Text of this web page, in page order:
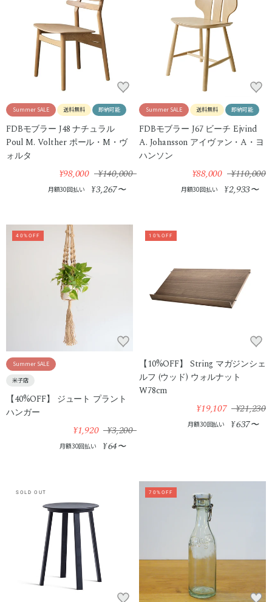
Summer SALE 送料無料 即納可能
FDBモブラー J48 ナチュラル
Poul M. Volther ポール・M・ヴ
ォルタ
¥98,000 ¥140,000
月額30回払い ¥3,267〜
Summer SALE 送料無料 即納可能
FDBモブラー J67 ビーチ Ejvind
A. Johansson アイヴァン・A・ヨ
ハンソン
¥88,000 ¥110,000
月額30回払い ¥2,933〜
40%OFF
Summer SALE
米子店
【40%OFF】 ジュート プラント
ハンガー
¥1,920 ¥3,200
月額30回払い ¥64〜
10%OFF
【10%OFF】 String マガジンシェ
ルフ (ウッド) ウォルナット
W78cm
¥19,107 ¥21,230
月額30回払い ¥637〜
SOLD OUT 70%OFF